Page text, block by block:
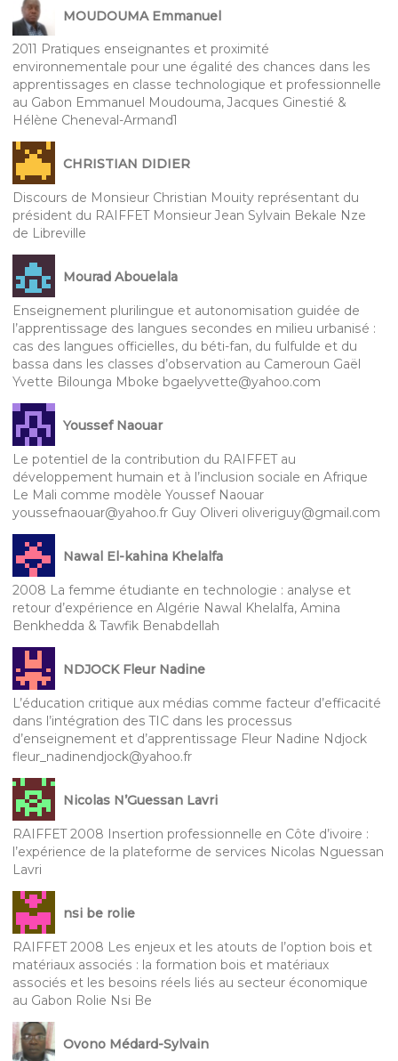
MOUDOUMA Emmanuel
2011 Pratiques enseignantes et proximité
environnementale pour une égalité des chances dans les
apprentissages en classe technologique et professionnelle
au Gabon Emmanuel Moudouma, Jacques Ginestié &
Hélène Cheneval-Armand1
CHRISTIAN DIDIER
Discours de Monsieur Christian Mouity représentant du
président du RAIFFET Monsieur Jean Sylvain Bekale Nze
de Libreville
Mourad Abouelala
Enseignement plurilingue et autonomisation guidée de
l’apprentissage des langues secondes en milieu urbanisé :
cas des langues officielles, du béti-fan, du fulfulde et du
bassa dans les classes d’observation au Cameroun Gaël
Yvette Bilounga Mboke bgaelyvette@yahoo.com
Youssef Naouar
Le potentiel de la contribution du RAIFFET au
développement humain et à l’inclusion sociale en Afrique
Le Mali comme modèle Youssef Naouar
youssefnaouar@yahoo.fr Guy Oliveri oliveriguy@gmail.com
Nawal El-kahina Khelalfa
2008 La femme étudiante en technologie : analyse et
retour d’expérience en Algérie Nawal Khelalfa, Amina
Benkhedda & Tawfik Benabdellah
NDJOCK Fleur Nadine
L’éducation critique aux médias comme facteur d’efficacité
dans l’intégration des TIC dans les processus
d’enseignement et d’apprentissage Fleur Nadine Ndjock
fleur_nadinendjock@yahoo.fr
Nicolas N’Guessan Lavri
RAIFFET 2008 Insertion professionnelle en Côte d’ivoire :
l’expérience de la plateforme de services Nicolas Nguessan
Lavri
nsi be rolie
RAIFFET 2008 Les enjeux et les atouts de l’option bois et
matériaux associés : la formation bois et matériaux
associés et les besoins réels liés au secteur économique
au Gabon Rolie Nsi Be
Ovono Médard-Sylvain